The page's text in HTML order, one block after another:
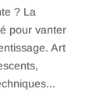
? La
pour vanter
Art